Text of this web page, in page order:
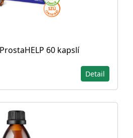
60 kapslí
Detail